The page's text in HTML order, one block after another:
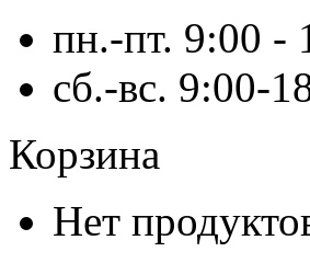
пн.-пт. 9:00 -
сб.-вс. 9:00-
Корзина
Нет